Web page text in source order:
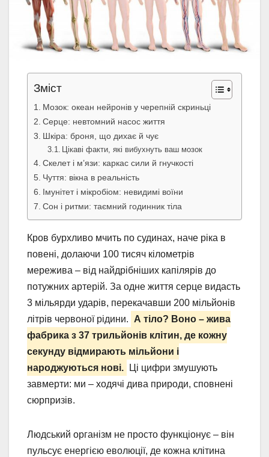
Зміст
Мозок: океан нейронів у черепній скриньці
Серце: невтомний насос життя
Шкіра: броня, що дихає й чує
Цікаві факти, які вибухнуть ваш мозок
Скелет і м’язи: каркас сили й гнучкості
Чуття: вікна в реальність
Імунітет і мікробіом: невидимі воїни
Сон і ритми: таємний годинник тіла
Кров бурхливо мчить по судинах, наче ріка в
повені, долаючи 100 тисяч кілометрів
мережива – від найдрібніших капілярів до
потужних артерій. За одне життя серце видасть
3 мільярди ударів, перекачавши 200 мільйонів
літрів червоної рідини.
А тіло? Воно – жива
фабрика з 37 трильйонів клітин, де кожну
секунду відмирають мільйони і
народжуються нові.
Ці цифри змушують
завмерти: ми – ходячі дива природи, сповнені
сюрпризів.
Людський організм не просто функціонує – він
пульсує енергією еволюції, де кожна клітина